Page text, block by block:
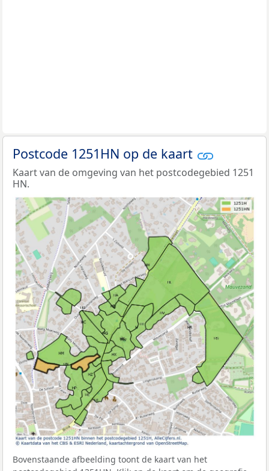
Postcode 1251HN op de kaart
Kaart van de omgeving van het postcodegebied 1251
HN.
Bovenstaande afbeelding toont de kaart van het